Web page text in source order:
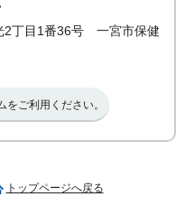
丁目1番36号 一宮市保健
をご利用ください。
トップページへ戻る